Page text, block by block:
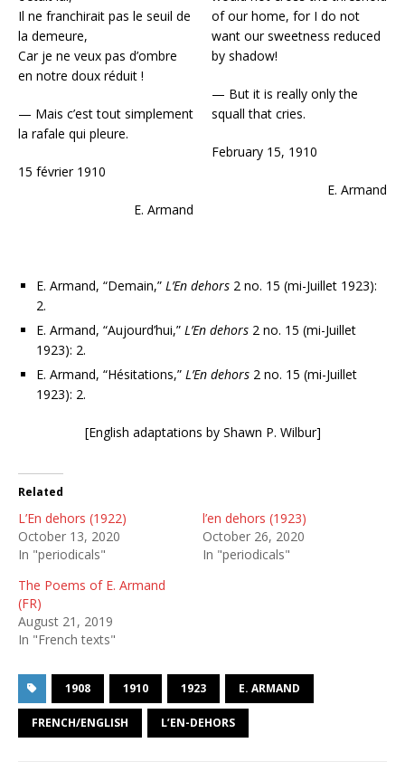
Il ne franchirait pas le seuil de
la demeure,
Car je ne veux pas d’ombre
en notre doux réduit !
— Mais c’est tout simplement
la rafale qui pleure.
15 février 1910
E. Armand
of our home, for I do not
want our sweetness reduced
by shadow!
— But it is really only the
squall that cries.
February 15, 1910
E. Armand
E. Armand, “Demain,” L’En dehors 2 no. 15 (mi-Juillet 1923):
2.
E. Armand, “Aujourd’hui,” L’En dehors 2 no. 15 (mi-Juillet
1923): 2.
E. Armand, “Hésitations,” L’En dehors 2 no. 15 (mi-Juillet
1923): 2.
[English adaptations by Shawn P. Wilbur]
Related
L’En dehors (1922)
October 13, 2020
In "periodicals"
l’en dehors (1923)
October 26, 2020
In "periodicals"
The Poems of E. Armand
(FR)
August 21, 2019
In "French texts"
1908 1910 1923 E. ARMAND
FRENCH/ENGLISH L’EN-DEHORS